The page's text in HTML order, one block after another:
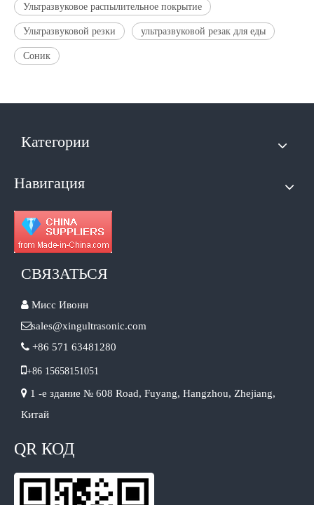
Ультразвуковое распылительное покрытие
Ультразвуковой резки ультразвуковой резак для еды
Соник
Категории
Навигация
СВЯЗАТЬСЯ
 Мисс Ивонн
sales@xingultrasonic.com
 +86 571 63481280
+86 15658151051
 1 -е здание № 608 Road, Fuyang, Hangzhou, Zhejiang,
Китай
QR КОД